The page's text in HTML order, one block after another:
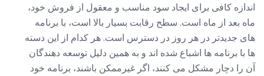
اندازه کافی برای ایجاد سود مناسب و معقول از فروش خود،
ماه بعد از ماه است. سطح رقابت بسیار بالا است، با برنامه
های جدیدتر در هر روز در دسترس است. هر کدام از این دسته
ها با برنامه ها اشباع شده اند و به همین دلیل توسعه دهندگان
آن را دچار مشکل می کنند، اگر غیرممکن باشند، برنامه خود